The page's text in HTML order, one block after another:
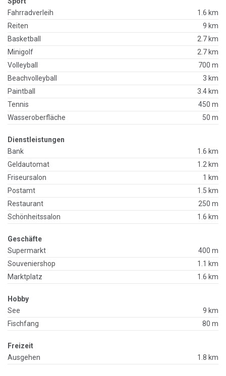
Fahrradverleih
1.6 km
Reiten
9 km
Basketball
2.7 km
Minigolf
2.7 km
Volleyball
700 m
Beachvolleyball
3 km
Paintball
3.4 km
Tennis
450 m
Wasseroberfläche
50 m
Dienstleistungen
Bank
1.6 km
Geldautomat
1.2 km
Friseursalon
1 km
Postamt
1.5 km
Restaurant
250 m
Schönheitssalon
1.6 km
Geschäfte
Supermarkt
400 m
Souveniershop
1.1 km
Marktplatz
1.6 km
Hobby
See
9 km
Fischfang
80 m
Freizeit
Ausgehen
1.8 km